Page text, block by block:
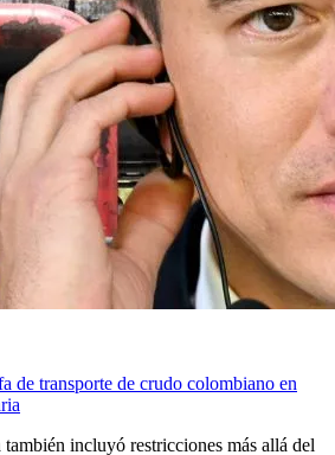
de transporte de crudo colombiano en
incluyó restricciones más allá del